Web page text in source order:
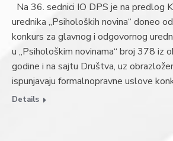
Na 36. sednici IO DPS je na predlog
urednika „Psiholoških novina“ doneo
konkurs za glavnog i odgovornog
u „Psihološkim novinama“ broj 378 iz
godine i na sajtu Društva, uz
ispunjavaju formalnopravne uslove
Details